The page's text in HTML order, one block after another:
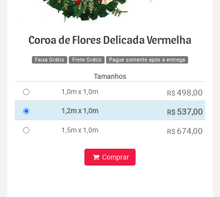
Coroa de Flores Delicada Vermelha
Faixa Grátis Frete Grátis Pague somente após a entrega
Tamanhos
1,0m x 1,0m
R$ 498,00
1,2m x 1,0m R$ 537,00
1,5m x 1,0m R$ 674,00
Comprar